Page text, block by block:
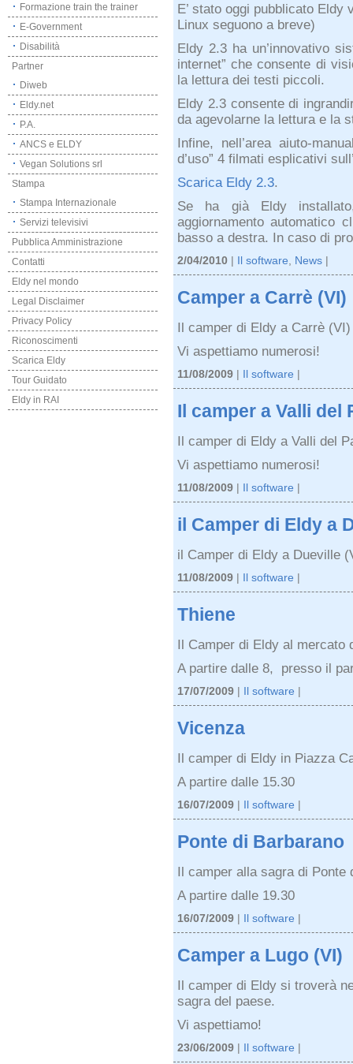
Formazione train the trainer
E-Government
Disabilità
Partner
Diweb
Eldy.net
P.A.
ANCS e ELDY
Vegan Solutions srl
Stampa
Stampa Internazionale
Servizi televisivi
Pubblica Amministrazione
Contatti
Eldy nel mondo
Legal Disclaimer
Privacy Policy
Riconoscimenti
Scarica Eldy
Tour Guidato
Eldy in RAI
E’ stato oggi pubblicato
Linux seguono a breve)
Eldy 2.3 ha un’innovativo
internet” che consente di
la lettura dei testi piccoli.
Eldy 2.3 consente di
da agevolarne la lettura e la
Infine, nell’area aiuto-
d’uso” 4 filmati esplicativi
Scarica Eldy 2.3.
Se ha già Eldy
aggiornamento automatico
basso a destra. In caso di
2/04/2010 | Il software News |
Camper a Carrè (VI)
Il camper di Eldy a Carrè (VI)
Vi aspettiamo numerosi!
11/08/2009 | Il software |
Il camper a Valli del
Il camper di Eldy a Valli del
Vi aspettiamo numerosi!
11/08/2009 | Il software |
il Camper di Eldy a
il Camper di Eldy a Dueville
11/08/2009 | Il software |
Thiene
Il Camper di Eldy al mercato
A partire dalle 8, presso il
17/07/2009 | Il software |
Vicenza
Il camper di Eldy in Piazza
A partire dalle 15.30
16/07/2009 | Il software |
Ponte di Barbarano
Il camper alla sagra di Ponte
A partire dalle 19.30
16/07/2009 | Il software |
Camper a Lugo (VI)
Il camper di Eldy si troverà
sagra del paese.
Vi aspettiamo!
23/06/2009 | Il software |